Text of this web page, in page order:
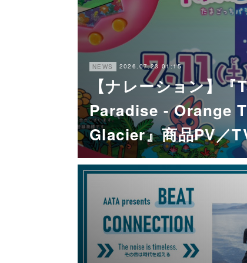
NEWS 2026.07.23 01:15
【ナレーション】
Paradise - Orange
Glacier』商品PV／